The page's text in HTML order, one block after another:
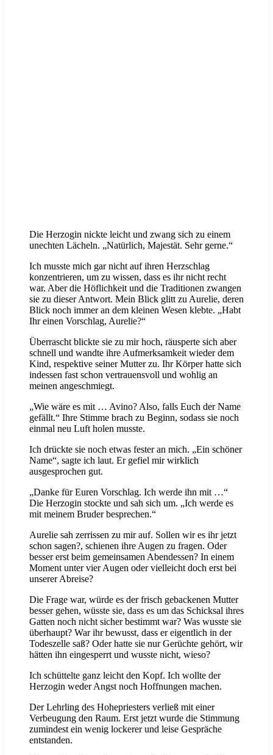
Die Herzogin nickte leicht und zwang sich zu einem
unechten Lächeln. „Natürlich, Majestät. Sehr gerne.“
Ich musste mich gar nicht auf ihren Herzschlag
konzentrieren, um zu wissen, dass es ihr nicht recht
war. Aber die Höflichkeit und die Traditionen zwangen
sie zu dieser Antwort. Mein Blick glitt zu Aurelie, deren
Blick noch immer an dem kleinen Wesen klebte. „Habt
Ihr einen Vorschlag, Aurelie?“
Überrascht blickte sie zu mir hoch, räusperte sich aber
schnell und wandte ihre Aufmerksamkeit wieder dem
Kind, respektive seiner Mutter zu. Ihr Körper hatte sich
indessen fast schon vertrauensvoll und wohlig an
meinen angeschmiegt.
„Wie wäre es mit … Avino? Also, falls Euch der Name
gefällt.“ Ihre Stimme brach zu Beginn, sodass sie noch
einmal neu Luft holen musste.
Ich drückte sie noch etwas fester an mich. „Ein schöner
Name“, sagte ich laut. Er gefiel mir wirklich
ausgesprochen gut.
„Danke für Euren Vorschlag. Ich werde ihn mit …“
Die Herzogin stockte und sah sich um. „Ich werde es
mit meinem Bruder besprechen.“
Aurelie sah zerrissen zu mir auf. Sollen wir es ihr jetzt
schon sagen?, schienen ihre Augen zu fragen. Oder
besser erst beim gemeinsamen Abendessen? In einem
Moment unter vier Augen oder vielleicht doch erst bei
unserer Abreise?
Die Frage war, würde es der frisch gebackenen Mutter
besser gehen, wüsste sie, dass es um das Schicksal ihres
Gatten noch nicht sicher bestimmt war? Was wusste sie
überhaupt? War ihr bewusst, dass er eigentlich in der
Todeszelle saß? Oder hatte sie nur Gerüchte gehört, wir
hätten ihn eingesperrt und wusste nicht, wieso?
Ich schüttelte ganz leicht den Kopf. Ich wollte der
Herzogin weder Angst noch Hoffnungen machen.
Der Lehrling des Hohepriesters verließ mit einer
Verbeugung den Raum. Erst jetzt wurde die Stimmung
zumindest ein wenig lockerer und leise Gespräche
entstanden.